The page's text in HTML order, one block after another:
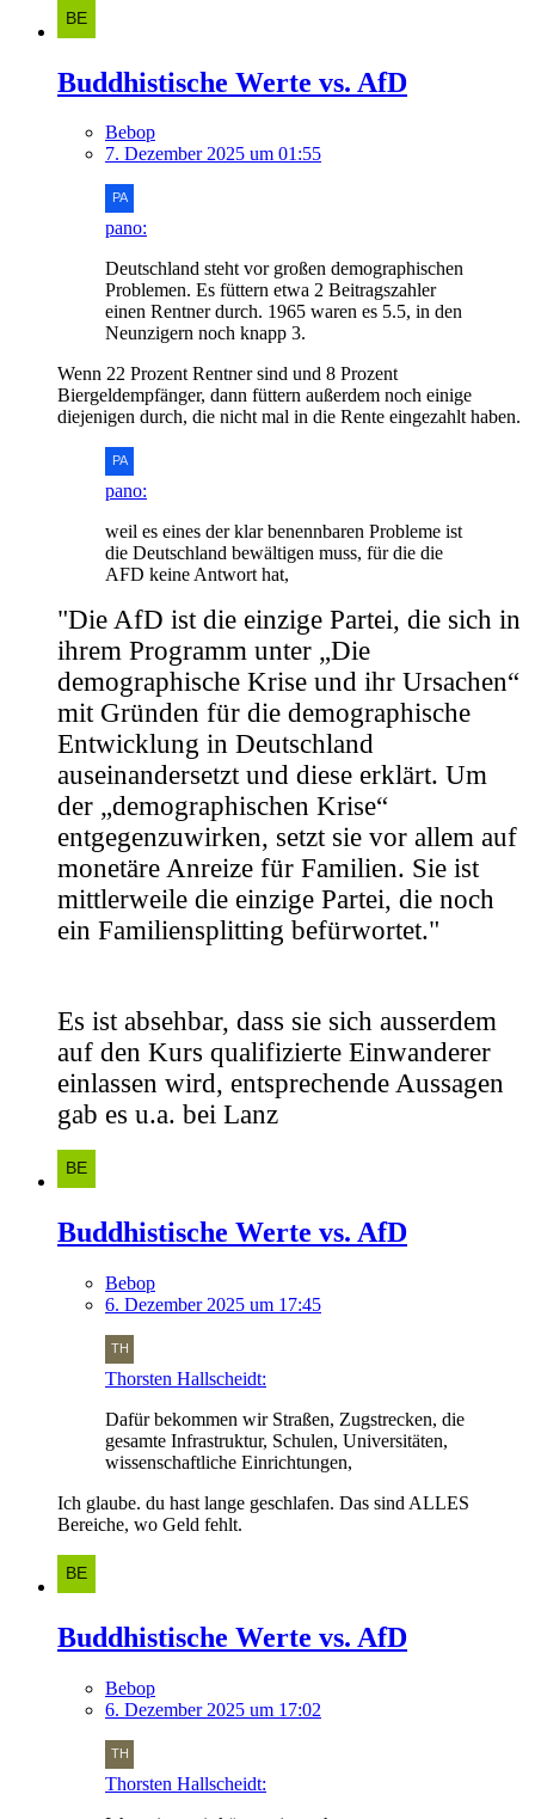
Buddhistische Werte vs. AfD
Bebop
7. Dezember 2025 um 01:55
pano:
Deutschland steht vor großen demographischen
Problemen. Es füttern etwa 2 Beitragszahler
einen Rentner durch. 1965 waren es 5.5, in den
Neunzigern noch knapp 3.
Wenn 22 Prozent Rentner sind und 8 Prozent
Biergeldempfänger, dann füttern außerdem noch einige
diejenigen durch, die nicht mal in die Rente eingezahlt haben.
pano:
weil es eines der klar benennbaren Probleme ist
die Deutschland bewältigen muss, für die die
AFD keine Antwort hat,
"Die AfD ist die einzige Partei, die sich in
ihrem Programm unter „Die
demographische Krise und ihr Ursachen“
mit Gründen für die demographische
Entwicklung in Deutschland
auseinandersetzt und diese erklärt. Um
der „demographischen Krise“
entgegenzuwirken, setzt sie vor allem auf
monetäre Anreize für Familien. Sie ist
mittlerweile die einzige Partei, die noch
ein Familiensplitting befürwortet."
Es ist absehbar, dass sie sich ausserdem
auf den Kurs qualifizierte Einwanderer
einlassen wird, entsprechende Aussagen
gab es u.a. bei Lanz
Buddhistische Werte vs. AfD
Bebop
6. Dezember 2025 um 17:45
Thorsten Hallscheidt:
Dafür bekommen wir Straßen, Zugstrecken, die
gesamte Infrastruktur, Schulen, Universitäten,
wissenschaftliche Einrichtungen,
Ich glaube. du hast lange geschlafen. Das sind ALLES
Bereiche, wo Geld fehlt.
Buddhistische Werte vs. AfD
Bebop
6. Dezember 2025 um 17:02
Thorsten Hallscheidt: